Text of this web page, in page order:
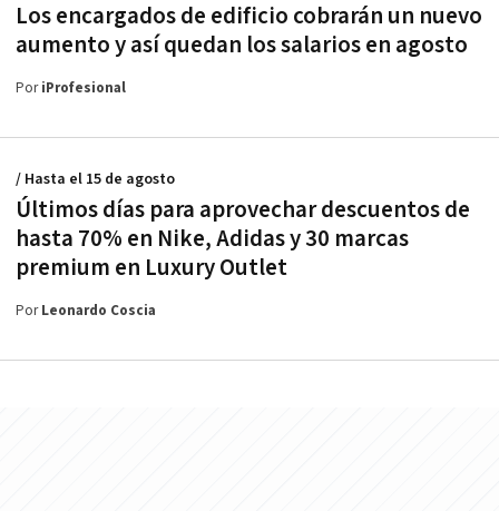
Los encargados de edificio cobrarán un nuevo
aumento y así quedan los salarios en agosto
PoriProfesional
Últimos días para aprovechar descuentos de
hasta 70% en Nike, Adidas y 30 marcas
premium en Luxury Outlet
/ Hasta el 15 de agosto
PorLeonardo Coscia